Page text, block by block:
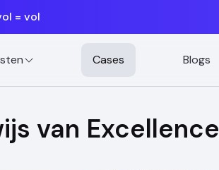
= vol
Cases Blogs
van Excellence